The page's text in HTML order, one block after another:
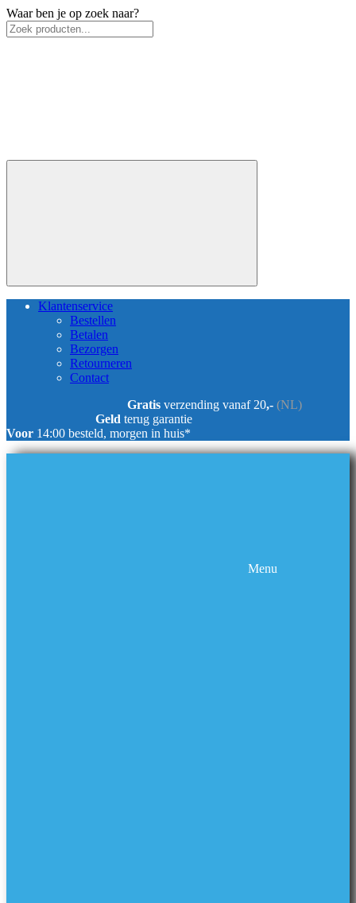
Waar ben je op zoek naar?
Klantenservice
Bestellen
Betalen
Bezorgen
Retourneren
Contact
Gratis verzending vanaf 20,- (NL)
Geld terug garantie
Voor 14:00 besteld, morgen in huis*
Menu